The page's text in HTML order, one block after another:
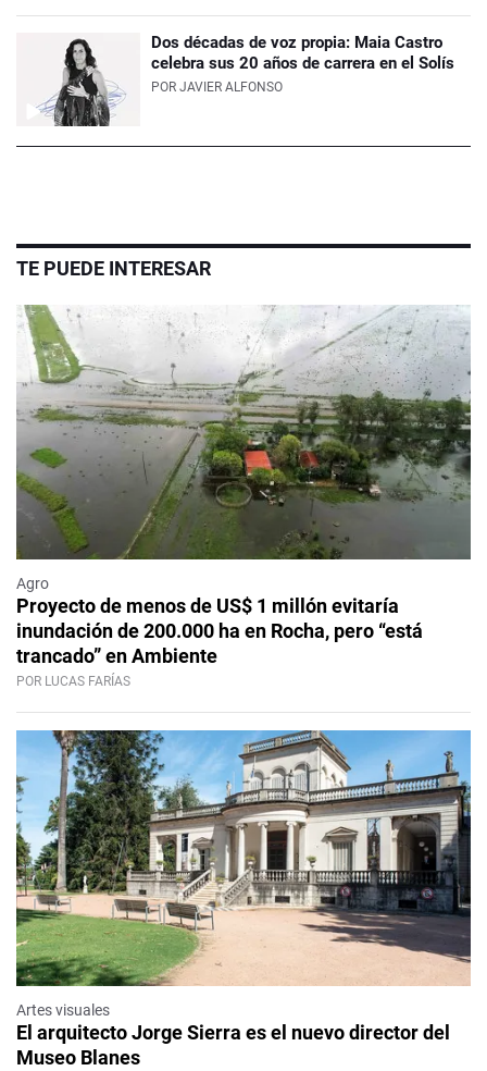
Dos décadas de voz propia: Maia Castro
celebra sus 20 años de carrera en el Solís
POR JAVIER ALFONSO
TE PUEDE INTERESAR
Agro
Proyecto de menos de US$ 1 millón evitaría
inundación de 200.000 ha en Rocha, pero “está
trancado” en Ambiente
POR LUCAS FARÍAS
Artes visuales
El arquitecto Jorge Sierra es el nuevo director del
Museo Blanes